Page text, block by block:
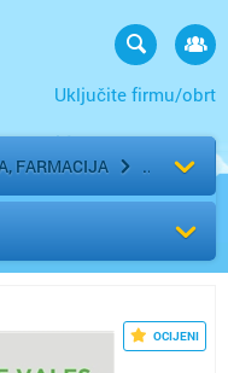
Uključite firmu/obrt
FARMACIJA
OCIJENI